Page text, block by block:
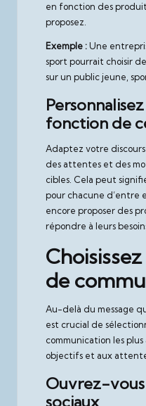
en fonction des
proposez.
Exemple :Une
sport pourrait choisir
sur un public jeune,
fonction de
Adaptez votre
des attentes et des
cibles. Cela peut
pour chacune d’entre
encore proposer des
répondre à leurs
de
Au-delà du message
est crucial de
communication les
objectifs et aux
Ouvrez-vous
sociaux